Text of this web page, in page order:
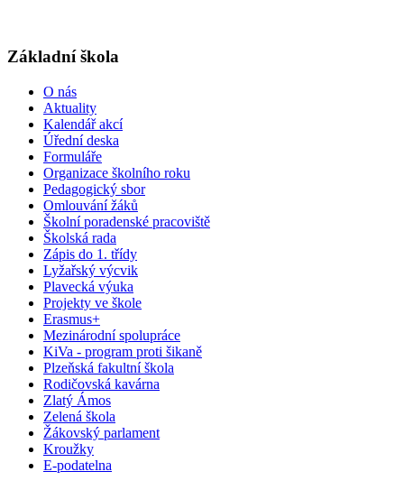
Základní škola
O nás
Aktuality
Kalendář akcí
Úřední deska
Formuláře
Organizace školního roku
Pedagogický sbor
Omlouvání žáků
Školní poradenské pracoviště
Školská rada
Zápis do 1. třídy
Lyžařský výcvik
Plavecká výuka
Projekty ve škole
Erasmus+
Mezinárodní spolupráce
KiVa - program proti šikaně
Plzeňská fakultní škola
Rodičovská kavárna
Zlatý Ámos
Zelená škola
Žákovský parlament
Kroužky
E-podatelna